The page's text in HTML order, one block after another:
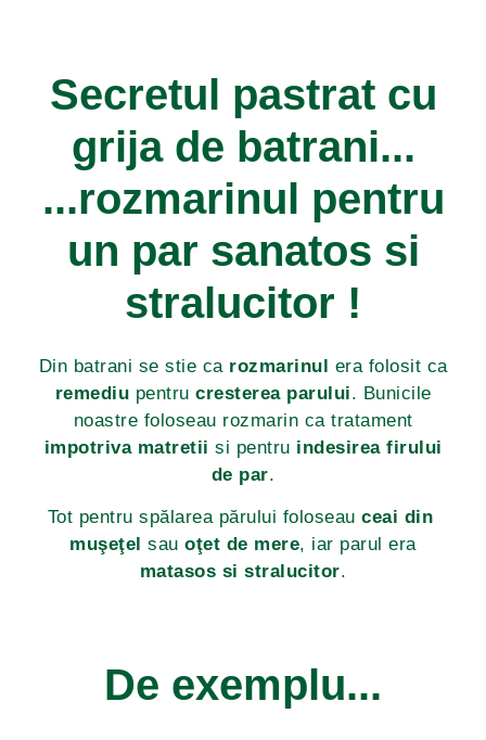
Secretul pastrat cu
grija de batrani...
...rozmarinul pentru
un par sanatos si
stralucitor !
Din batrani se stie ca rozmarinul era folosit ca
remediu pentru cresterea parului. Bunicile
noastre foloseau rozmarin ca tratament
impotriva matretii si pentru indesirea firului
de par.
Tot pentru spălarea părului foloseau ceai din
muşeţelsauoţet de mere, iar parul era
matasos si stralucitor.
De exemplu...